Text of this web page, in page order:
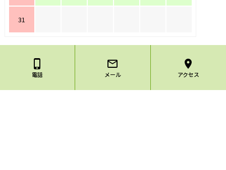
31
phone_iphone
電話
mail_outline
メール
location_on
アクセス